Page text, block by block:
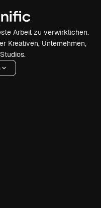
Arbeit zu verwirklichen.
Kreativen, Unternehmen,